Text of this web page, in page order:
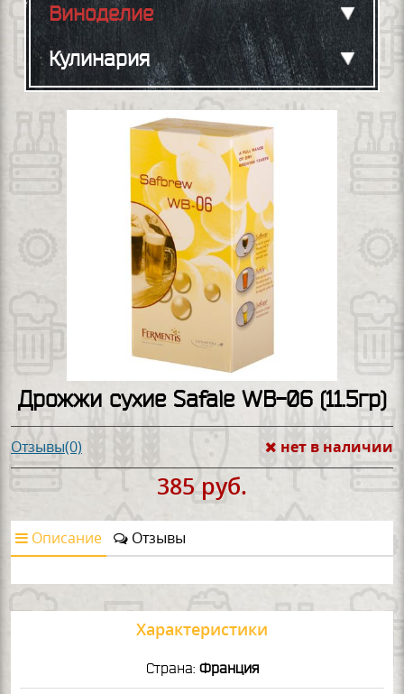
Виноделие
Кулинария
Дрожжи сухие Safale WB-06 (11.5гр)
Отзывы(0) нет в наличии
385 руб.
Описание Отзывы
Характеристики
Страна: Франция